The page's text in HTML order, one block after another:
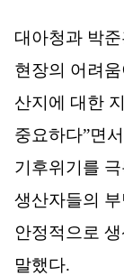
대아청과 박
현장의 어려
산지에 대한
중요하다”면서
기후위기를
생산자들의
안정적으로
말했다.